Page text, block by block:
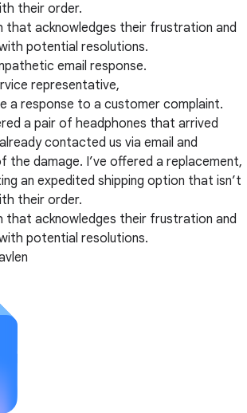
their order.
that acknowledges their frustration and
potential resolutions.
email response.
representative,
a response to a customer complaint.
a pair of headphones that arrived
contacted us via email and
the damage. I’ve offered a replacement,
an expedited shipping option that isn’t
their order.
that acknowledges their frustration and
potential resolutions.